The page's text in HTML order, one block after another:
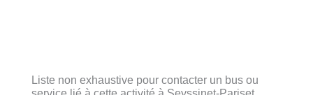
Liste non exhaustive pour contacter un bus ou